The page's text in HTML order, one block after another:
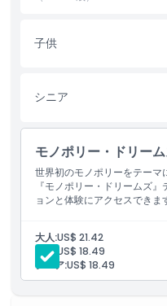
ハイライト
含まれるもの
子供／大人ポリシー
除外事項
営業時間
注意事項
子供
シニア
モノポリー・ドリー
世界初のモノポリーをテーマ
『モノポリー・ドリームズ
ョンと体験にアクセスできま
大人:US$ 21.42
子供: US$ 18.49
シニア:US$ 18.49